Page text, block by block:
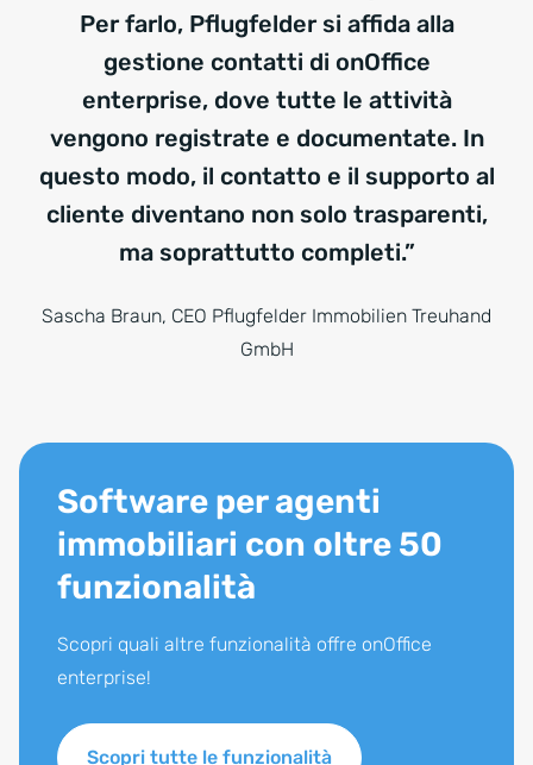
Per farlo, Pflugfelder si affida alla
gestione contatti di onOffice
enterprise, dove tutte le attività
vengono registrate e documentate. In
questo modo, il contatto e il supporto al
cliente diventano non solo trasparenti,
ma soprattutto completi.”
Sascha Braun, CEO Pflugfelder Immobilien Treuhand
GmbH
Software per agenti
immobiliari con oltre 50
funzionalità
Scopri quali altre funzionalità offre onOffice
enterprise!
Scopri tutte le funzionalità